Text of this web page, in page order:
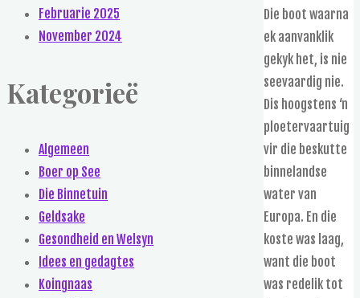
Die boot waarna
ek aanvanklik
gekyk het, is nie
seevaardig nie.
Dis hoogstens ‘n
ploetervaartuig
vir die beskutte
binnelandse
water van
Europa. En die
koste was laag,
want die boot
was redelik tot
Februarie 2025
November 2024
Kategorieë
Algemeen
Boer op See
Die Binnetuin
Geldsake
Gesondheid en Welsyn
Idees en gedagtes
Koingnaas